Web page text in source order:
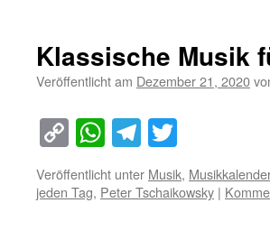
Klassische Musik
Veröffentlicht am Dezember 21, 2020
Copy
Link
WhatsApp
Telegram
Veröffentlicht unter Musik,
jeden Tag, Peter Tschaikowsky |